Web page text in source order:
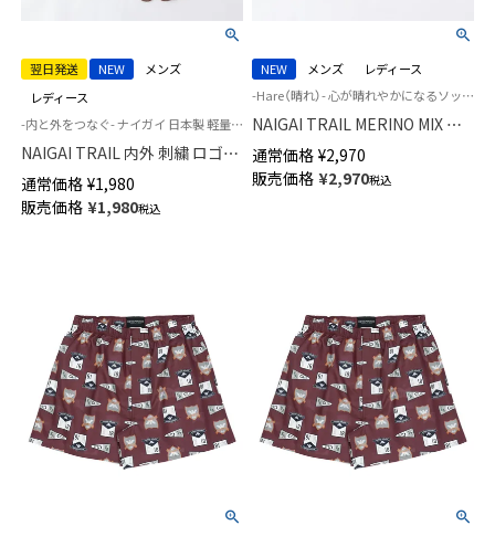
翌日発送 NEW
メンズ
レディース
-内と外をつなぐ- ナイガイ 日本製 軽量 UL ウルトラライト 登山 キャンプ トレイル 和紙糸足袋ソックス
NAIGAI TRAIL 内外 刺繍 ロゴ
INOUT カットボス 和紙糸足袋
ソックス ケンスタさんコラボ
登山 ソックス メンズ レディー
通常価格 ¥1,980
販売価格 ¥1,980税込
NEW メンズ
レディース
-Hare（晴れ）- 心が晴れやかになるソックス 登山 メンズ レディース ユニセックス
NAIGAI TRAIL MERINO MIX ×
TIE DYE 登山系インフルエンサ
ー百花さんコラボソックス 足底
パイル メリノウール混 リブ タ
通常価格 ¥2,970
販売価格 ¥2,970税込